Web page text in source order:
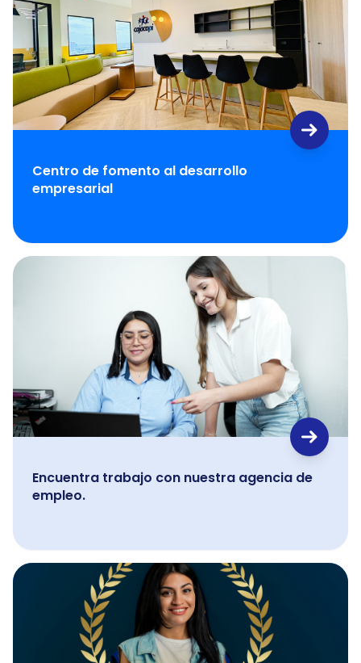
Centro de fomento al desarrollo
empresarial
Encuentra trabajo con nuestra agencia de
empleo.